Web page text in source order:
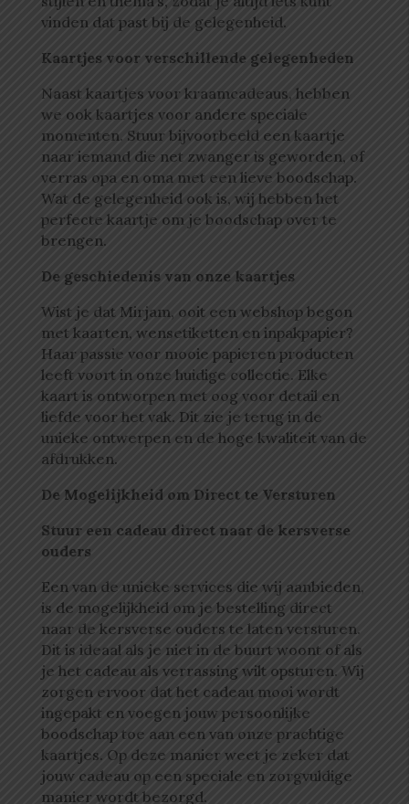
vinden dat past bij de gelegenheid.
Kaartjes voor verschillende gelegenheden
Naast kaartjes voor kraamcadeaus, hebben
we ook kaartjes voor andere speciale
momenten. Stuur bijvoorbeeld een kaartje
naar iemand die net zwanger is geworden, of
verras opa en oma met een lieve boodschap.
Wat de gelegenheid ook is, wij hebben het
perfecte kaartje om je boodschap over te
brengen.
De geschiedenis van onze kaartjes
Wist je dat Mirjam, ooit een webshop begon
met kaarten, wensetiketten en inpakpapier?
Haar passie voor mooie papieren producten
leeft voort in onze huidige collectie. Elke
kaart is ontworpen met oog voor detail en
liefde voor het vak. Dit zie je terug in de
unieke ontwerpen en de hoge kwaliteit van de
afdrukken.
De Mogelijkheid om Direct te Versturen
Stuur een cadeau direct naar de kersverse
ouders
Een van de unieke services die wij aanbieden,
is de mogelijkheid om je bestelling direct
naar de kersverse ouders te laten versturen.
Dit is ideaal als je niet in de buurt woont of als
je het cadeau als verrassing wilt opsturen. Wij
zorgen ervoor dat het cadeau mooi wordt
ingepakt en voegen jouw persoonlijke
boodschap toe aan een van onze prachtige
kaartjes. Op deze manier weet je zeker dat
jouw cadeau op een speciale en zorgvuldige
manier wordt bezorgd.